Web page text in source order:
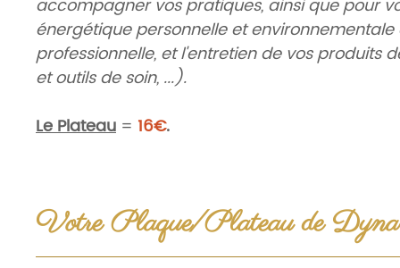
accompagner vos pratiques, ainsi que pour
énergétique personnelle et environnementale
professionnelle, et l'entretien de vos produits
et outils de soin, ...).
Le Plateau = 16€.
purifié énergétiquement et bénéficie de nos
énergétiques et spirituelles sacrées.
Votre Plaque/Plateau de